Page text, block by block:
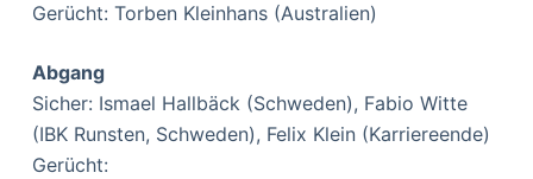
Gerücht: Torben Kleinhans (Australien)
Abgang
Sicher: Ismael Hallbäck (Schweden), Fabio Witte
(IBK Runsten, Schweden), Felix Klein (Karriereende)
Gerücht: